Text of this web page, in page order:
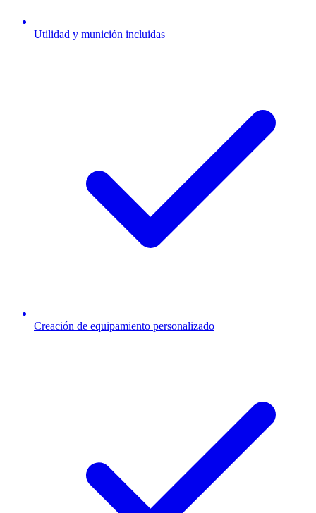
Utilidad y munición incluidas
Creación de equipamiento personalizado